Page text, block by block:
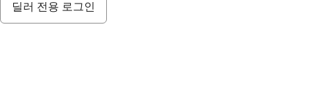
딜러 전용 로그인